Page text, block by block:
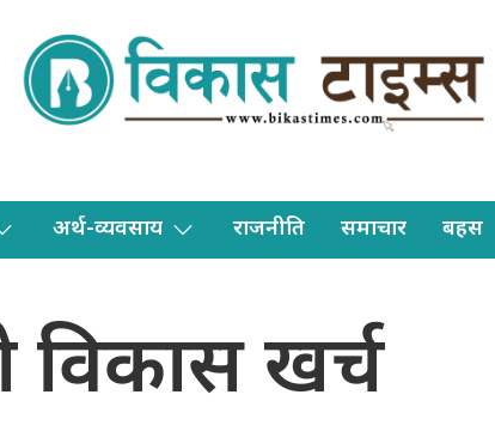
अर्थ-व्यवसाय राजनीति समाचार बहस
विकास खर्च